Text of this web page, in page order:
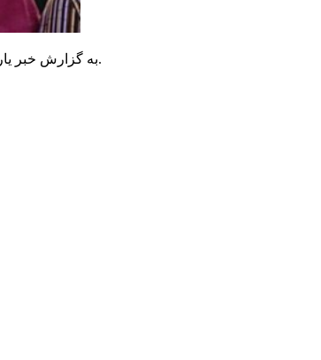
به گزارش خبر یار ، دهه هشتادی و نودی‌ها در حرم حضرت زینب سلام الله علیها سرود «سلام فرمانده» را اجرا کردند که مورد استقبال بسیاری از زائران حرم قرار گرفت.